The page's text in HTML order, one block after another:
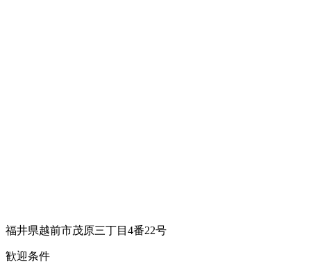
福井県越前市茂原三丁目4番22号
歓迎条件